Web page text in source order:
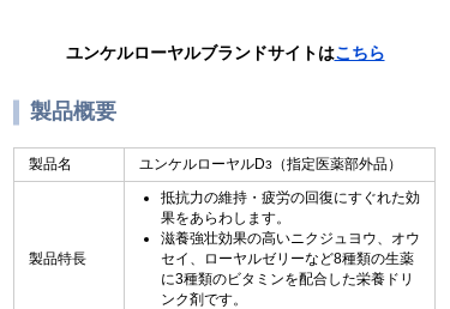
ユンケルローヤルブランドサイトはこちら
製品概要
製品名 ユンケルローヤルD3 （指定医薬部外品）
製品特長
抵抗力の維持・疲労の回復にすぐれた効
果をあらわします。
滋養強壮効果の高いニクジュヨウ、オウ
セイ、ローヤルゼリーなど8種類の生薬
に3種類のビタミンを配合した栄養ドリ
ンク剤です。